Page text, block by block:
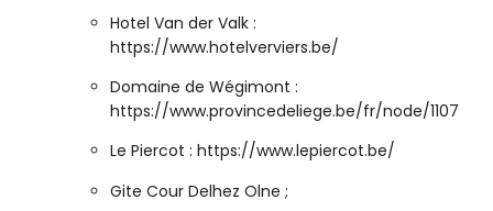
Hotel Van der Valk :
https://www.hotelverviers.be/
Domaine de Wégimont :
https://www.provincedeliege.be/fr/node/1107
Le Piercot : https://www.lepiercot.be/
Gite Cour Delhez Olne ;